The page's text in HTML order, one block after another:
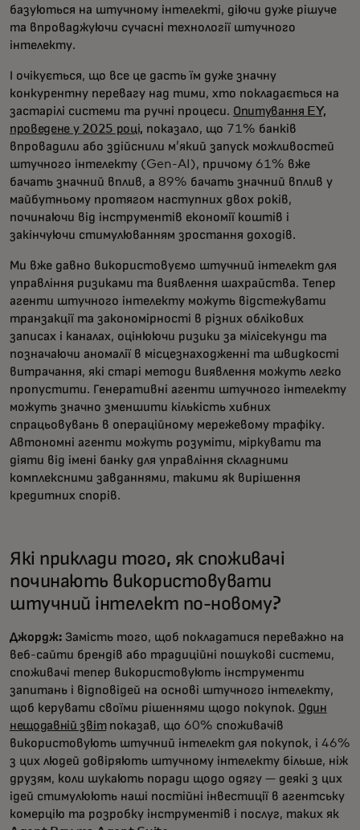
базуються на штучному інтелекті, діючи дуже рішуче
та впроваджуючи сучасні технології штучного
інтелекту.
І очікується, що все це дасть їм дуже значну
конкурентну перевагу над тими, хто покладається на
застарілі системи та ручні процеси. Опитування EY,
проведене у 2025 році, показало, що 71% банків
впровадили або здійснили м’який запуск можливостей
штучного інтелекту (Gen-AI), причому 61% вже
бачать значний вплив, а 89% бачать значний вплив у
майбутньому протягом наступних двох років,
починаючи від інструментів економії коштів і
закінчуючи стимулюванням зростання доходів.
Ми вже давно використовуємо штучний інтелект для
управління ризиками та виявлення шахрайства. Тепер
агенти штучного інтелекту можуть відстежувати
транзакції та закономірності в різних облікових
записах і каналах, оцінюючи ризики за мілісекунди та
позначаючи аномалії в місцезнаходженні та швидкості
витрачання, які старі методи виявлення можуть легко
пропустити. Генеративні агенти штучного інтелекту
можуть значно зменшити кількість хибних
спрацьовувань в операційному мережевому трафіку.
Автономні агенти можуть розуміти, міркувати та
діяти від імені банку для управління складними
комплексними завданнями, такими як вирішення
кредитних спорів.
Які приклади того, як споживачі
починають використовувати
штучний інтелект по-новому?
Джордж: Замість того, щоб покладатися переважно на
веб-сайти брендів або традиційні пошукові системи,
споживачі тепер використовують інструменти
запитань і відповідей на основі штучного інтелекту,
щоб керувати своїми рішеннями щодо покупок. Один
нещодавній звітпоказав, що 60% споживачів
використовують штучний інтелект для покупок, і 46%
з цих людей довіряють штучному інтелекту більше, ніж
друзям, коли шукають поради щодо одягу — деякі з цих
ідей стимулюють наші постійні інвестиції в агентську
комерцію та розробку інструментів і послуг, таких як